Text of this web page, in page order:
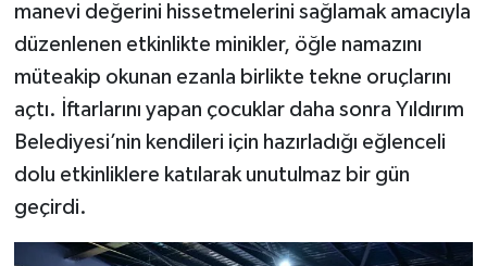
manevi değerini hissetmelerini sağlamak amacıyla
düzenlenen etkinlikte minikler, öğle namazını
müteakip okunan ezanla birlikte tekne oruçlarını
açtı. İftarlarını yapan çocuklar daha sonra Yıldırım
Belediyesi’nin kendileri için hazırladığı eğlenceli
dolu etkinliklere katılarak unutulmaz bir gün
geçirdi.